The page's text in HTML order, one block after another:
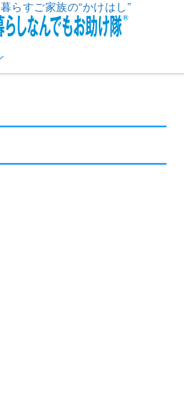
らすご家族の“かけはし”